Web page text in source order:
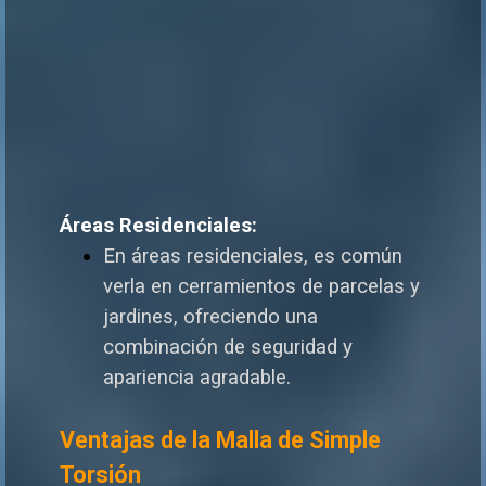
Áreas Residenciales:
En áreas residenciales, es común
verla en cerramientos de parcelas y
jardines, ofreciendo una
combinación de seguridad y
apariencia agradable.
Ventajas de la Malla de Simple
Torsión